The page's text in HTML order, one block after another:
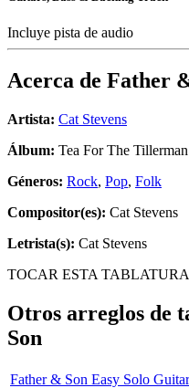
Incluye pista de audio
Acerca de Father
Artista: Cat Stevens
Álbum: Tea For The Tillerman
Géneros: Rock, Pop, Folk
Compositor(es): Cat Stevens
Letrista(s): Cat Stevens
TOCAR ESTA TABLATURA
Otros arreglos de
Son
Father & Son Easy Solo Guitar